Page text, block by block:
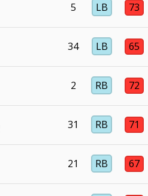
5 LB 73
34 LB 65
2 RB 72
31 RB 71
21 RB 67